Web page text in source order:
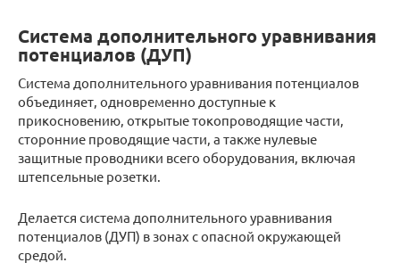
Система дополнительного уравнивания
потенциалов (ДУП)
Система дополнительного уравнивания потенциалов
объединяет, одновременно доступные к
прикосновению, открытые токопроводящие части,
сторонние проводящие части, а также нулевые
защитные проводники всего оборудования, включая
штепсельные розетки.
Делается система дополнительного уравнивания
потенциалов (ДУП) в зонах с опасной окружающей
средой.